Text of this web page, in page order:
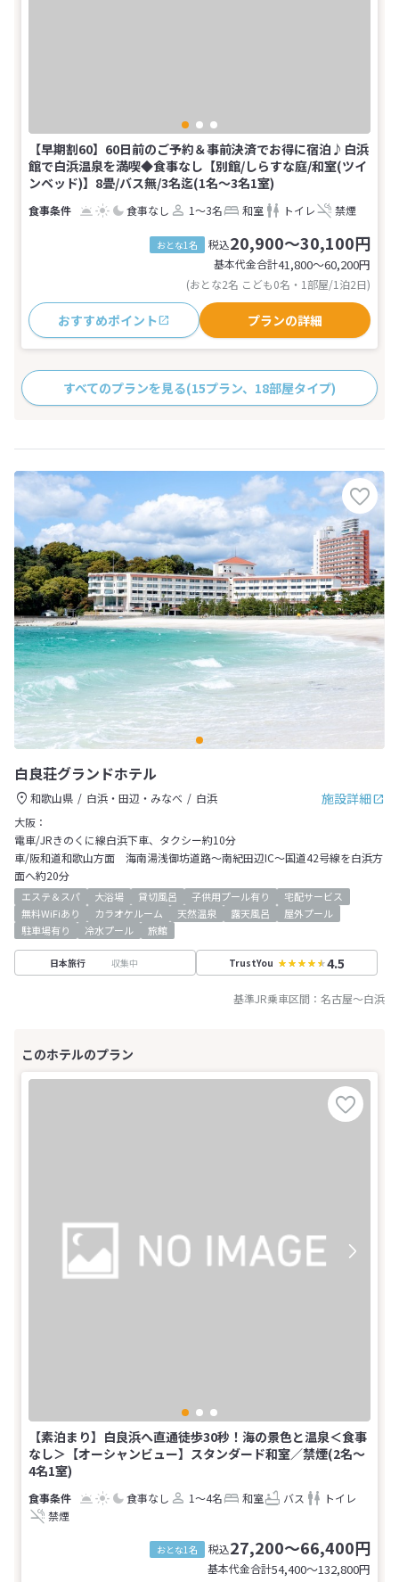
【早期割60】60日前のご予約＆事前決済でお得に宿泊♪白浜
館で白浜温泉を満喫◆食事なし【別館/しらすな庭/和室(ツイ
ンベッド)】8畳/バス無/3名迄(1名～3名1室)
食事なし 1～3名 和室 トイレ 禁煙
おとな1名 税込20,900～30,100円
基本代金合計41,800〜60,200円
(おとな2名 こども0名・1部屋/1泊2日)
おすすめポイント プランの詳細
すべてのプランを見る(15プラン、18部屋タイプ)
白良荘グランドホテル
施設詳細
和歌山県 白浜・田辺・みなべ
白浜
大阪：
電車/JRきのくに線白浜下車、タクシー約10分
車/阪和道和歌山方面 海南湯浅御坊道路～南紀田辺IC～国道42号線を白浜方
面へ約20分
エステ＆スパ 大浴場 貸切風呂 子供用プール有り
宅配サービス
無料WiFiあり
カラオケルーム 天然温泉 露天風呂
屋外プール
駐車場有り
冷水プール 旅館
日本旅行 収集中 TrustYou 4.5
基準JR乗車区間： 名古屋～白浜
【素泊まり】白良浜へ直通徒歩30秒！海の景色と温泉＜食事
なし＞【オーシャンビュー】スタンダード和室／禁煙(2名～
4名1室)
食事なし 1～4名 和室 バス
トイレ
禁煙
おとな1名 税込27,200～66,400円
基本代金合計54,400〜132,800円